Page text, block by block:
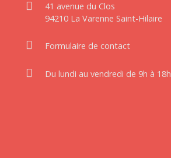
41 avenue du Clos
94210 La Varenne Saint-Hilaire
Formulaire de contact
Du lundi au vendredi de 9h à 18h